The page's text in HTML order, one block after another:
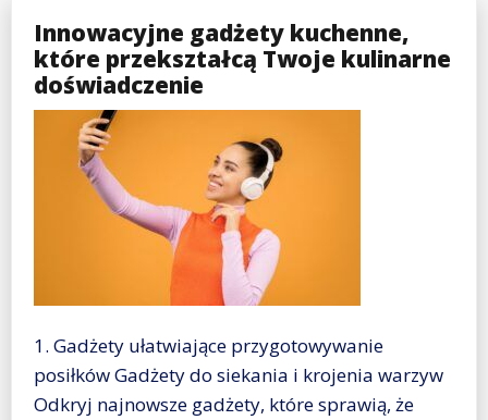
Innowacyjne gadżety kuchenne,
które przekształcą Twoje kulinarne
doświadczenie
1. Gadżety ułatwiające przygotowywanie
posiłków Gadżety do siekania i krojenia warzyw
Odkryj najnowsze gadżety, które sprawią, że